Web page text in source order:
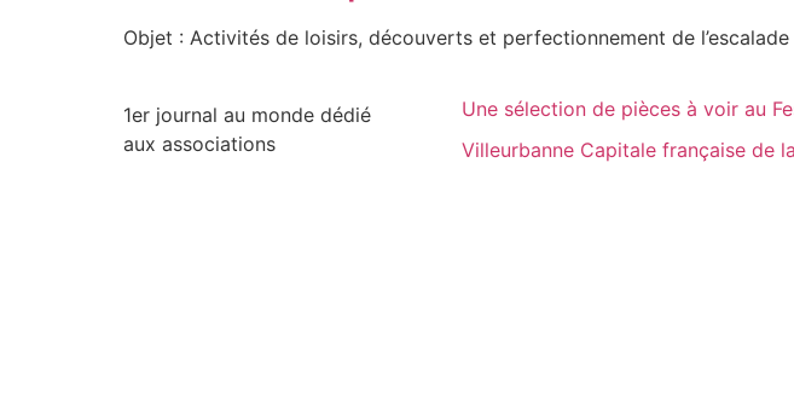
Objet : Activités de loisirs, découverts et perfectionnement de
1er journal au monde dédié
aux associations
Une sélection de pièces à voir au
Villeurbanne Capitale française de